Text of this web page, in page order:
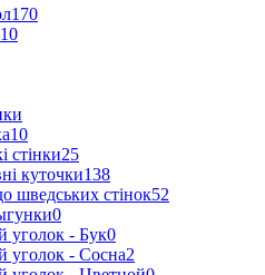
170
10
10
стінки25
куточки138
шведських стінок52
0
уголок - Бук0
уголок - Сосна2